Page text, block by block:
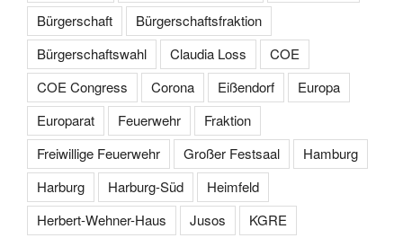
Bürgerschaft
Bürgerschaftsfraktion
Bürgerschaftswahl
Claudia Loss
COE
COE Congress
Corona Eißendorf
Europa
Europarat
Feuerwehr
Fraktion
Freiwillige Feuerwehr
Großer Festsaal
Hamburg
Harburg
Harburg-Süd
Heimfeld
Herbert-Wehner-Haus
Jusos
KGRE